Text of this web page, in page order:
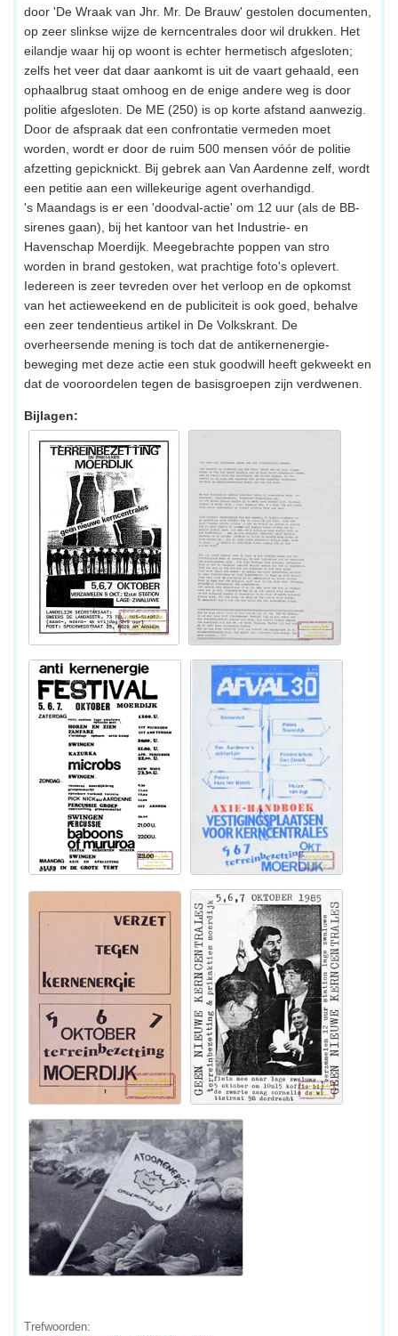
door 'De Wraak van Jhr. Mr. De Brauw' gestolen documenten,
op zeer slinkse wijze de kerncentrales door wil drukken. Het
eilandje waar hij op woont is echter hermetisch afgesloten;
zelfs het veer dat daar aankomt is uit de vaart gehaald, een
ophaalbrug staat omhoog en de enige andere weg is door
politie afgesloten. De ME (250) is op korte afstand aanwezig.
Door de afspraak dat een confrontatie vermeden moet
worden, wordt er door de ruim 500 mensen vóór de politie
afzetting gepicknickt. Bij gebrek aan Van Aardenne zelf, wordt
een petitie aan een willekeurige agent overhandigd.
's Maandags is er een 'doodval-actie' om 12 uur (als de BB-
sirenes gaan), bij het kantoor van het Industrie- en
Havenschap Moerdijk. Meegebrachte poppen van stro
worden in brand gestoken, wat prachtige foto's oplevert.
Iedereen is zeer tevreden over het verloop en de opkomst
van het actieweekend en de publiciteit is ook goed, behalve
een zeer tendentieus artikel in De Volkskrant. De
overheersende mening is toch dat de antikernenergie-
beweging met deze actie een stuk goodwill heeft gekweekt en
dat de vooroordelen tegen de basisgroepen zijn verdwenen.
Bijlagen:
Trefwoorden: